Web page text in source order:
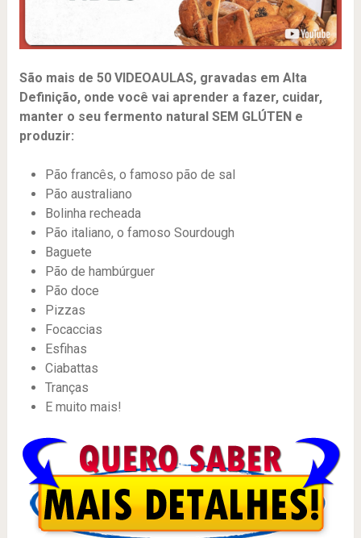
São mais de 50 VIDEOAULAS, gravadas em Alta
Definição, onde você vai aprender a fazer, cuidar,
manter o seu fermento natural SEM GLÚTEN e
produzir:
Pão francês, o famoso pão de sal
Pão australiano
Bolinha recheada
Pão italiano, o famoso Sourdough
Baguete
Pão de hambúrguer
Pão doce
Pizzas
Focaccias
Esfihas
Ciabattas
Tranças
E muito mais!